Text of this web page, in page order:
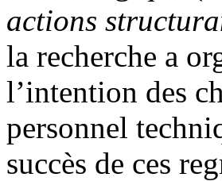
actions
la recherche a
l’intention des
personnel
succès de ces